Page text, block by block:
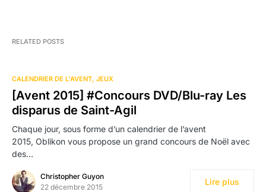
RELATED POSTS
CALENDRIER DE L'AVENT JEUX
[Avent 2015] #Concours DVD/Blu-ray Les
disparus de Saint-Agil
Chaque jour, sous forme d’un calendrier de l’avent
2015, Oblikon vous propose un grand concours de Noël avec
des…
Christopher Guyon
22 décembre 2015
Lire plus